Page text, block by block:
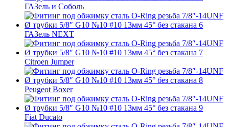
ГАЗель и Соболь
ГАЗель NEXT
Citroen Jumper
Peugeot Boxer
Fiat Ducato